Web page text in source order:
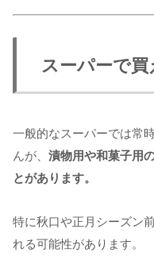
スーパーで
一般的なスーパーでは常
んが、 漬物用や和菓子用
とがあります。
特に秋口や正月シーズン
れる可能性があります。